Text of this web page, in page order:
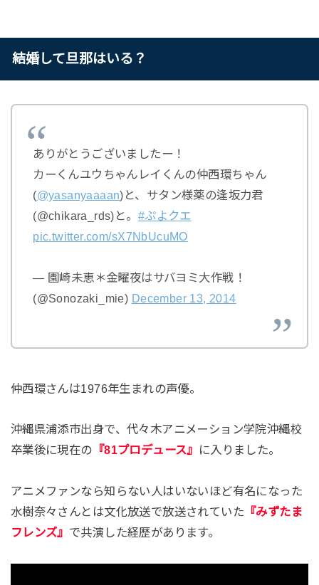
結婚して旦那はいる？
ありがとうございましたー！
カーくんユウちゃんレイくんの仲西環ちゃん
(@yasanyaaaan)と、サタン様薬の逢坂力君
(@chikara_rds)と。 #ぷよクエ
pic.twitter.com/sX7NbUcuMO
— 園崎未恵＊金曜夜はサバヨミ大作戦！
(@Sonozaki_mie) December 13, 2014
仲西環さんは1976年生まれの声優。
沖縄県浦添市出身で、代々木アニメーション学院沖縄校
卒業後に現在の 『81プロデュース』 に入りました。
アニメファンなら知らない人はいないほど有名になった
水樹奈々さんとは文化放送で放送されていた 『みずたま
フレンズ』 で共演した経歴があります。